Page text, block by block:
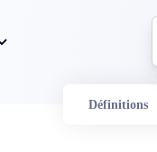
Définitions